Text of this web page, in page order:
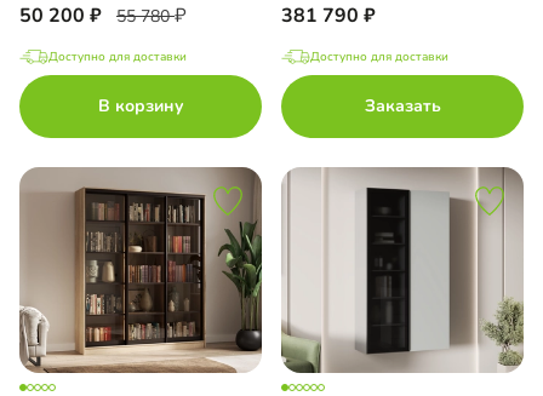
50 200 55 780
Доступно для доставки
В корзину
381 790
Доступно для доставки
Заказать